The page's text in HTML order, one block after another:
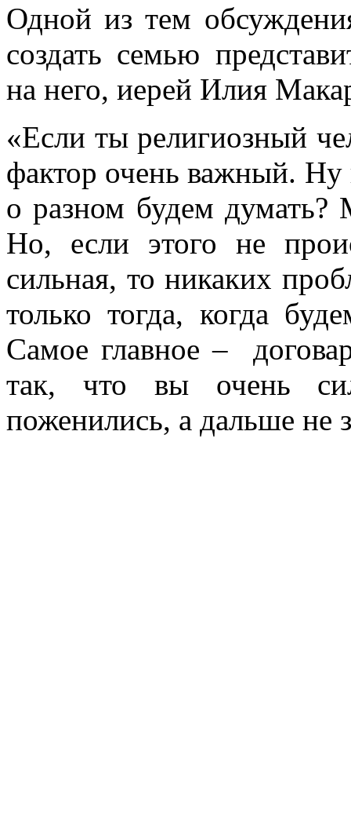
Одной из тем
создать семью
на него, иерей Илия
«Если ты религиозный
фактор очень важный.
о разном будем думать?
Но, если этого не
сильная, то никаких
только тогда, когда
Самое главное –
так, что вы очень
поженились, а дальше не